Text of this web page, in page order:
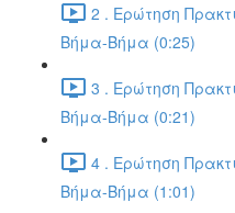
2 . Ερώτηση
Βήμα-Βήμα (0:25)
3 . Ερώτηση
Βήμα-Βήμα (0:21)
4 . Ερώτηση
Βήμα-Βήμα (1:01)